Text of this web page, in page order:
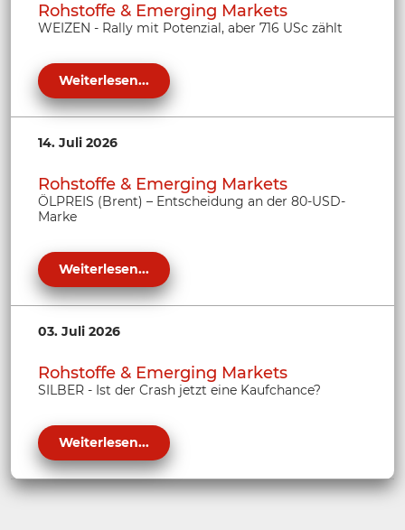
Rohstoffe & Emerging Markets
WEIZEN - Rally mit Potenzial, aber 716 USc zählt
Weiterlesen...
14. Juli 2026
Rohstoffe & Emerging Markets
ÖLPREIS (Brent) – Entscheidung an der 80-USD-
Marke
Weiterlesen...
03. Juli 2026
Rohstoffe & Emerging Markets
SILBER - Ist der Crash jetzt eine Kaufchance?
Weiterlesen...